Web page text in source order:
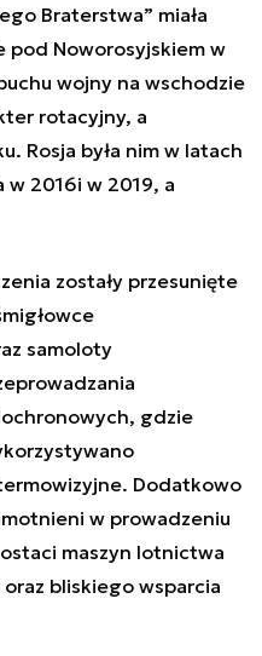
Braterstwa” miała
pod Noworosyjskiem w
wojny na wschodzie
rotacyjny, a
Rosja była nim w latach
w 2016i w 2019, a
zostały przesunięte
samoloty
gdzie
Dodatkowo
w prowadzeniu
maszyn lotnictwa
bliskiego wsparcia